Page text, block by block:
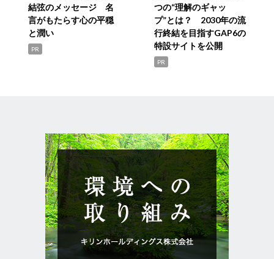
結弦のメッセージ 名
言がもたらす心の平穏
と潤い
PR
つの“理解のギャッ
プ”とは？ 2030年の流
行終結を目指すGAP6の
特設サイトを公開
PR